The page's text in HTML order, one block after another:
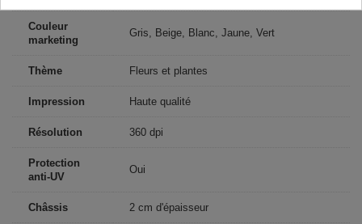
Couleur
marketing
Gris, Beige, Blanc, Jaune, Vert
Thème Fleurs et plantes
Impression Haute qualité
Résolution 360 dpi
Protection
anti-UV
Oui
Châssis 2 cm d'épaisseur